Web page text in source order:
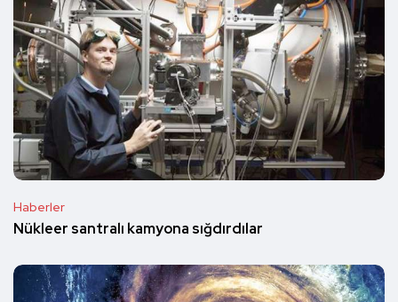
Haberler
Nükleer santralı kamyona sığdırdılar